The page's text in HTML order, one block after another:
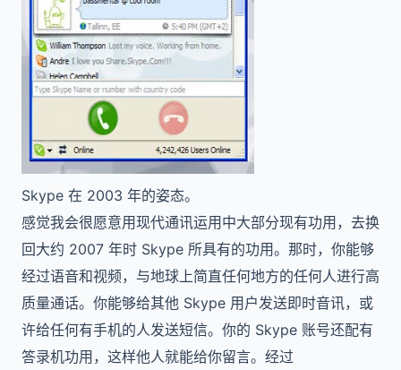
Skype 在 2003 年的姿态。
感觉我会很愿意用现代通讯运用中大部分现有功用，去换
回大约 2007 年时 Skype 所具有的功用。那时，你能够
经过语音和视频，与地球上简直任何地方的任何人进行高
质量通话。你能够给其他 Skype 用户发送即时音讯，或
许给任何有手机的人发送短信。你的 Skype 账号还配有
答录机功用，这样他人就能给你留言。经过